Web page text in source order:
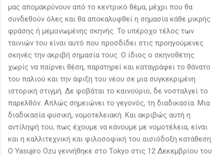
μας απομακρύνουν από το κεντρικό θέμα, μέχρι που θα
συνδεθούν όλες και θα αποκαλυφθεί η σημασία κάθε μικρής
φράσης ή μεμονωμένης σκηνής. Το υπέροχο τέλος των
ταινιών του είναι αυτό που προσδίδει στις προηγούμενες
σκηνές την ακριβή σημασία τους. Ο ίδιος ο σκηνοθέτης
χωρίς να παίρνει θέση, παρατηρεί και καταγράφει το θάνατο
του παλιού και την άφιξη του νέου σε μια συγκεκριμένη
ιστορική στιγμή. Δε φοβάται το καινούριο, δε νοσταλγεί το
παρελθόν. Απλώς σημειώνει το γεγονός, τη διαδικασία. Μια
διαδικασία φυσική, νομοτελειακή. Και ακριβώς αυτή η
αντίληψή του, πως έχουμε να κάνουμε με νομοτέλεια, είναι
και η καλλιτεχνική και φιλοσοφική του αισιόδοξη κατάθεση.
O Yasujiro Ozu γεννήθηκε στο Tokyo στις 12 Δεκεμβρίου του